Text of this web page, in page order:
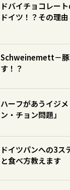
ドバイチョコレー
ドイツ！？その理
Schweinemett－豚
す！？
ハーフがあうイジ
ン・チョン問題」
ドイツパンへの3ス
と食べ方教えます